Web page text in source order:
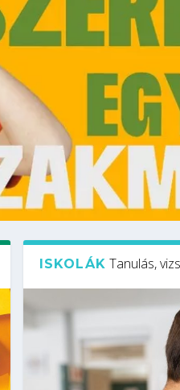
ISKOLÁK Tanulás,